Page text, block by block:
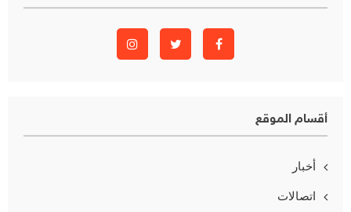
أقسام الموقع
أخبار
اتصالات